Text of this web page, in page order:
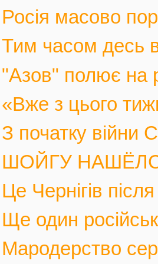
Росія масово
Тим часом десь в
"Азов" полює на
«Вже з цього
З початку війни
ШОЙГУ НАШЁЛСЯ
Це Чернігів
Ще один
Мародерство